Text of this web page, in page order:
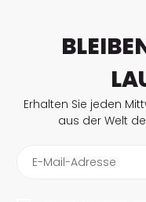
Erhalten Sie jeden
aus der Welt
E-Mail-Adresse